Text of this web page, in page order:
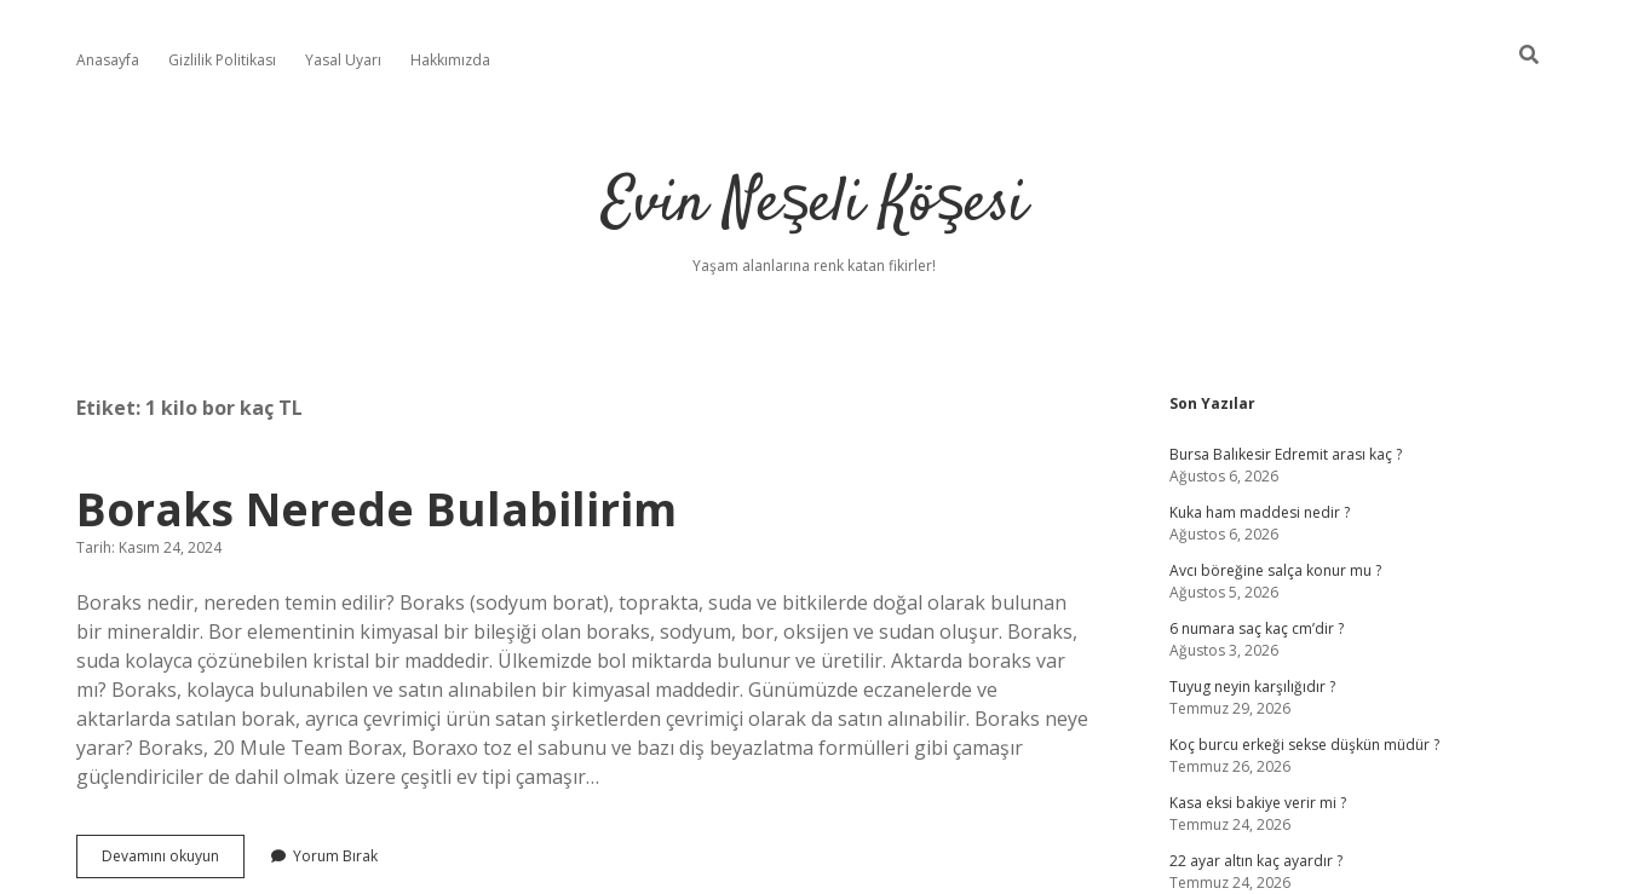
Anasayfa Gizlilik Politikası Yasal Uyarı Hakkımızda
Evin Neşeli Köşesi
Yaşam alanlarına renk katan fikirler!
Etiket: 1 kilo bor kaç TL
Boraks Nerede Bulabilirim
Tarih: Kasım 24, 2024
Boraks nedir, nereden temin edilir? Boraks (sodyum borat), toprakta, suda ve bitkilerde doğal olarak bulunan
bir mineraldir. Bor elementinin kimyasal bir bileşiği olan boraks, sodyum, bor, oksijen ve sudan oluşur. Boraks,
suda kolayca çözünebilen kristal bir maddedir. Ülkemizde bol miktarda bulunur ve üretilir. Aktarda boraks var
mı? Boraks, kolayca bulunabilen ve satın alınabilen bir kimyasal maddedir. Günümüzde eczanelerde ve
aktarlarda satılan borak, ayrıca çevrimiçi ürün satan şirketlerden çevrimiçi olarak da satın alınabilir. Boraks neye
yarar? Boraks, 20 Mule Team Borax, Boraxo toz el sabunu ve bazı diş beyazlatma formülleri gibi çamaşır
güçlendiriciler de dahil olmak üzere çeşitli ev tipi çamaşır…
Devamını okuyun
Nerede
Yorum Bırak
Sidebar
Son Yazılar
Bursa Balıkesir Edremit arası kaç ?
Ağustos 6, 2026
Kuka ham maddesi nedir ?
Ağustos 6, 2026
Avcı böreğine salça konur mu ?
Ağustos 5, 2026
6 numara saç kaç cm’dir ?
Ağustos 3, 2026
Tuyug neyin karşılığıdır ?
Temmuz 29, 2026
Koç burcu erkeği sekse düşkün müdür ?
Temmuz 26, 2026
Kasa eksi bakiye verir mi ?
Temmuz 24, 2026
22 ayar altın kaç ayardır ?
Temmuz 24, 2026